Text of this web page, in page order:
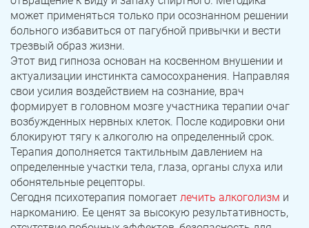
может применяться только при осознанном решении
больного избавиться от пагубной привычки и вести
трезвый образ жизни.
Этот вид гипноза основан на косвенном внушении и
актуализации инстинкта самосохранения. Направляя
свои усилия воздействием на сознание, врач
формирует в головном мозге участника терапии очаг
возбужденных нервных клеток. После кодировки они
блокируют тягу к алкоголю на определенный срок.
Терапия дополняется тактильным давлением на
определенные участки тела, глаза, органы слуха или
обонятельные рецепторы.
Сегодня психотерапия помогает лечить алкоголизм и
наркоманию. Ее ценят за высокую результативность,